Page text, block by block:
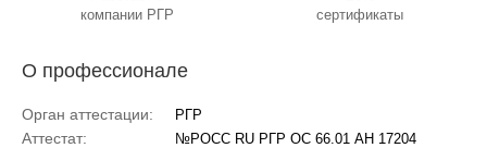
компании РГР
сертификаты
О профессионале
Орган аттестации: РГР
Аттестат: №РОСС RU РГР ОС 66.01 АН 17204